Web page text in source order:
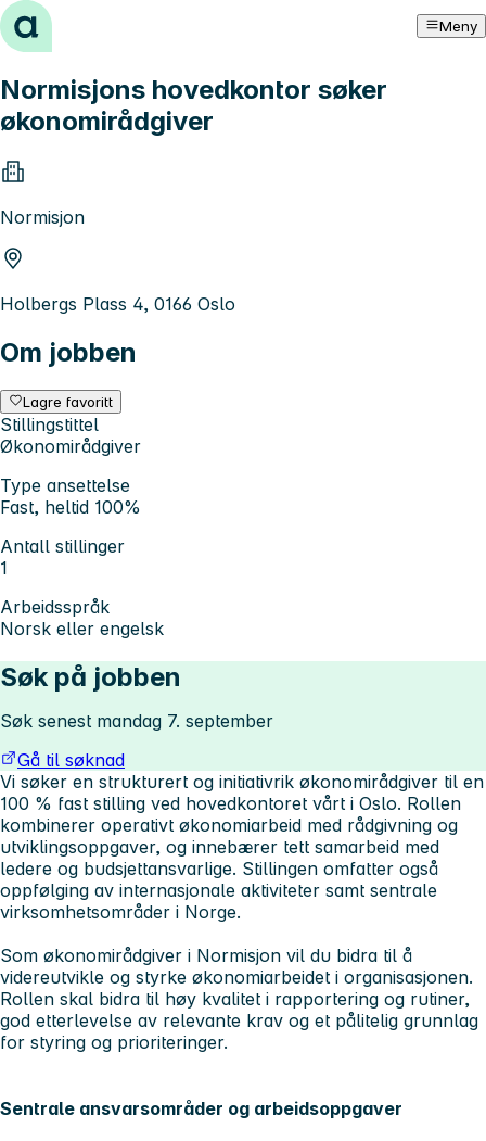
Hopp til innhold Meny
Normisjons hovedkontor søker
økonomirådgiver
Normisjon
Holbergs Plass 4, 0166 Oslo
Om jobben
Lagre favoritt
Stillingstittel
Økonomirådgiver
Type ansettelse
Fast, heltid 100%
Antall stillinger
1
Arbeidsspråk
Norsk eller engelsk
Søk på jobben
Søk senest mandag 7. september
Gå til søknad
Vi søker en strukturert og initiativrik økonomirådgiver til en
100 % fast stilling ved hovedkontoret vårt i Oslo. Rollen
kombinerer operativt økonomiarbeid med rådgivning og
utviklingsoppgaver, og innebærer tett samarbeid med
ledere og budsjettansvarlige. Stillingen omfatter også
oppfølging av internasjonale aktiviteter samt sentrale
virksomhetsområder i Norge.
Som økonomirådgiver i Normisjon vil du bidra til å
videreutvikle og styrke økonomiarbeidet i organisasjonen.
Rollen skal bidra til høy kvalitet i rapportering og rutiner,
god etterlevelse av relevante krav og et pålitelig grunnlag
for styring og prioriteringer.
Sentrale ansvarsområder og arbeidsoppgaver